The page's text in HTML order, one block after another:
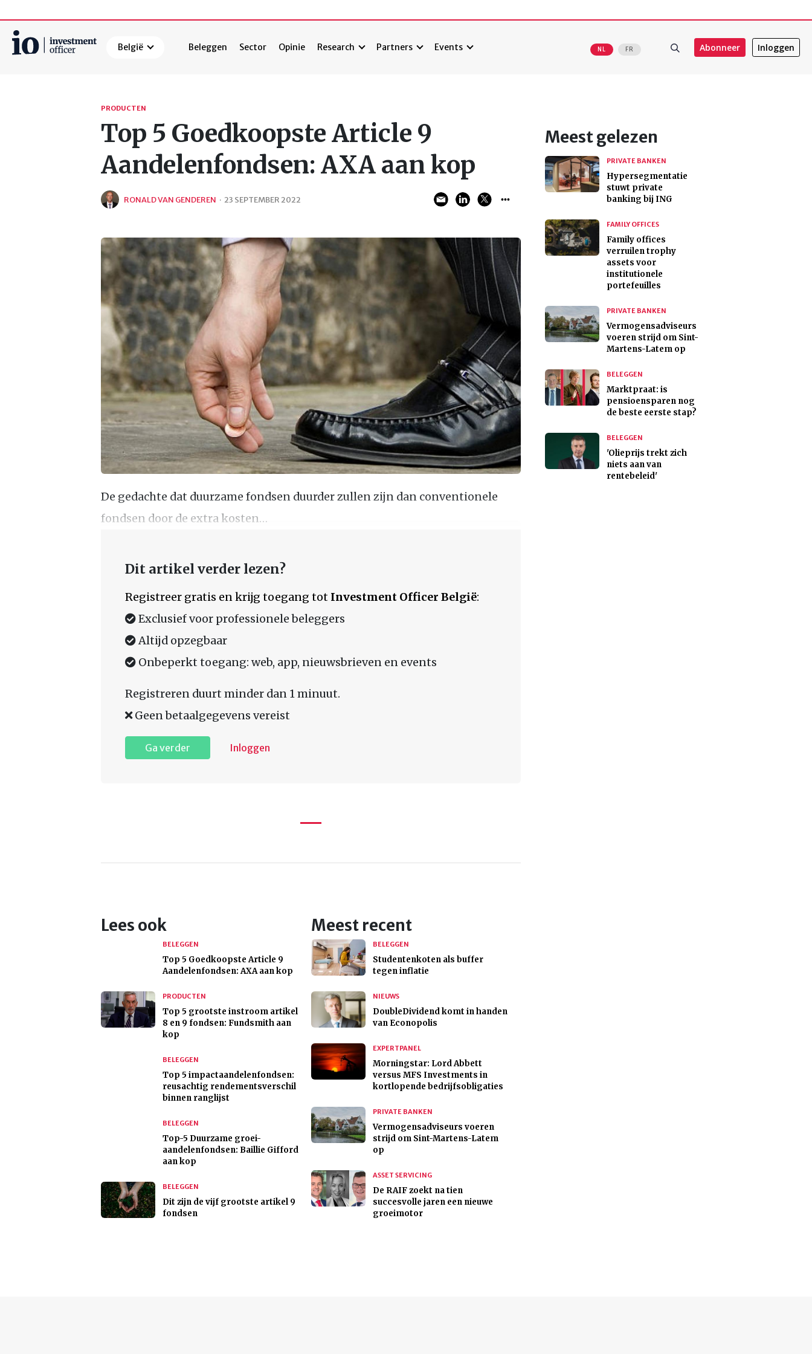
België Beleggen Sector Opinie Research Partners Events NL FR Abonneer Inloggen
PRODUCTEN
Top 5 Goedkoopste Article 9
Aandelenfondsen: AXA aan kop
RONALD VAN GENDEREN · 23 SEPTEMBER 2022
De gedachte dat duurzame fondsen duurder zullen zijn dan conventionele
fondsen door de extra kosten…
Dit artikel verder lezen?
Registreer gratis en krijg toegang tot Investment Officer België:
Exclusief voor professionele beleggers
Altijd opzegbaar
Onbeperkt toegang: web, app, nieuwsbrieven en events
Registreren duurt minder dan 1 minuut.
Geen betaalgegevens vereist
Ga verder Inloggen
Lees ook
BELEGGEN
Top 5 Goedkoopste Article 9
Aandelenfondsen: AXA aan kop
PRODUCTEN
Top 5 grootste instroom artikel
8 en 9 fondsen: Fundsmith aan
kop
BELEGGEN
Top 5 impactaandelenfondsen:
reusachtig rendementsverschil
binnen ranglijst
BELEGGEN
Top-5 Duurzame groei-
aandelenfondsen: Baillie Gifford
aan kop
BELEGGEN
Dit zijn de vijf grootste artikel 9
fondsen
Meest recent
BELEGGEN
Studentenkoten als buffer
tegen inflatie
NIEUWS
DoubleDividend komt in handen
van Econopolis
EXPERTPANEL
Morningstar: Lord Abbett
versus MFS Investments in
kortlopende bedrijfsobligaties
PRIVATE BANKEN
Vermogensadviseurs voeren
strijd om Sint-Martens-Latem
op
ASSET SERVICING
De RAIF zoekt na tien
succesvolle jaren een nieuwe
groeimotor
Meest gelezen
PRIVATE BANKEN
Hypersegmentatie
stuwt private
banking bij ING
FAMILY OFFICES
Family offices
verruilen trophy
assets voor
institutionele
portefeuilles
PRIVATE BANKEN
Vermogensadviseurs
voeren strijd om Sint-
Martens-Latem op
BELEGGEN
Marktpraat: is
pensioensparen nog
de beste eerste stap?
BELEGGEN
'Olieprijs trekt zich
niets aan van
rentebeleid'